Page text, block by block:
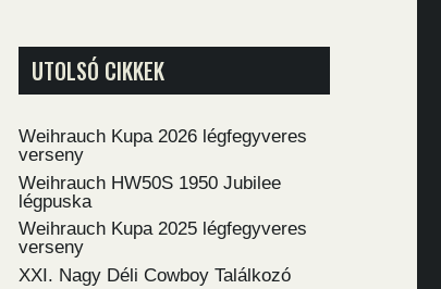
UTOLSÓ CIKKEK
Weihrauch Kupa 2026 légfegyveres
verseny
Weihrauch HW50S 1950 Jubilee
légpuska
Weihrauch Kupa 2025 légfegyveres
verseny
XXI. Nagy Déli Cowboy Találkozó